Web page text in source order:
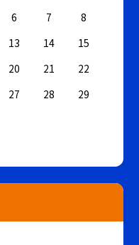
6 7
8
13 14
15
20 21
22
27 28
29